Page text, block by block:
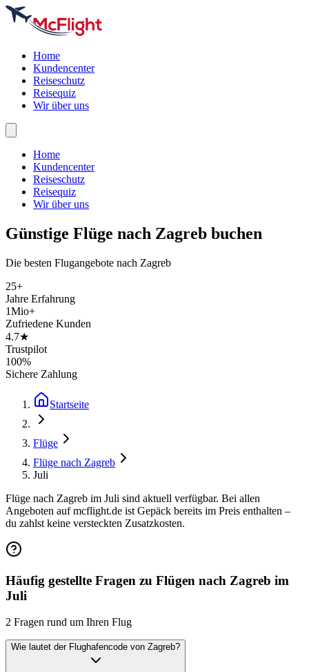
Home
Kundencenter
Reiseschutz
Reisequiz
Wir über uns
Home
Kundencenter
Reiseschutz
Reisequiz
Wir über uns
Günstige Flüge nach Zagreb buchen
Die besten Flugangebote nach Zagreb
25+
Jahre Erfahrung
1Mio+
Zufriedene Kunden
4.7★
Trustpilot
100%
Sichere Zahlung
Startseite
Flüge
Flüge nach Zagreb
Juli
Flüge nach Zagreb im Juli sind aktuell verfügbar. Bei allen
Angeboten auf mcflight.de ist Gepäck bereits im Preis enthalten –
du zahlst keine versteckten Zusatzkosten.
Häufig gestellte Fragen zu Flügen nach Zagreb im
Juli
2 Fragen rund um Ihren Flug
Wie lautet der Flughafencode von Zagreb?